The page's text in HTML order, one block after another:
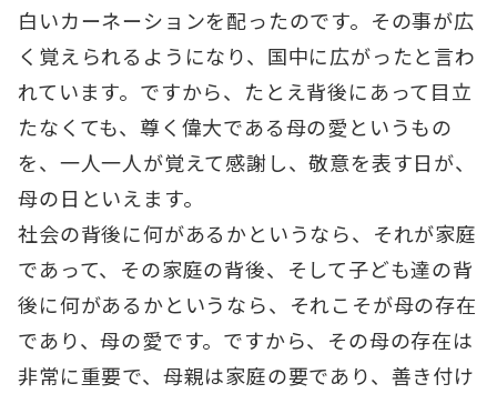
白いカーネーションを配ったのです。その事が広
く覚えられるようになり、国中に広がったと言わ
れています。ですから、たとえ背後にあって目立
たなくても、尊く偉大である母の愛というもの
を、一人一人が覚えて感謝し、敬意を表す日が、
母の日といえます。
社会の背後に何があるかというなら、それが家庭
であって、その家庭の背後、そして子ども達の背
後に何があるかというなら、それこそが母の存在
であり、母の愛です。ですから、その母の存在は
非常に重要で、母親は家庭の要であり、善き付け